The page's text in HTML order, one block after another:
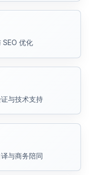
SEO 优化
与技术支持
与商务陪同